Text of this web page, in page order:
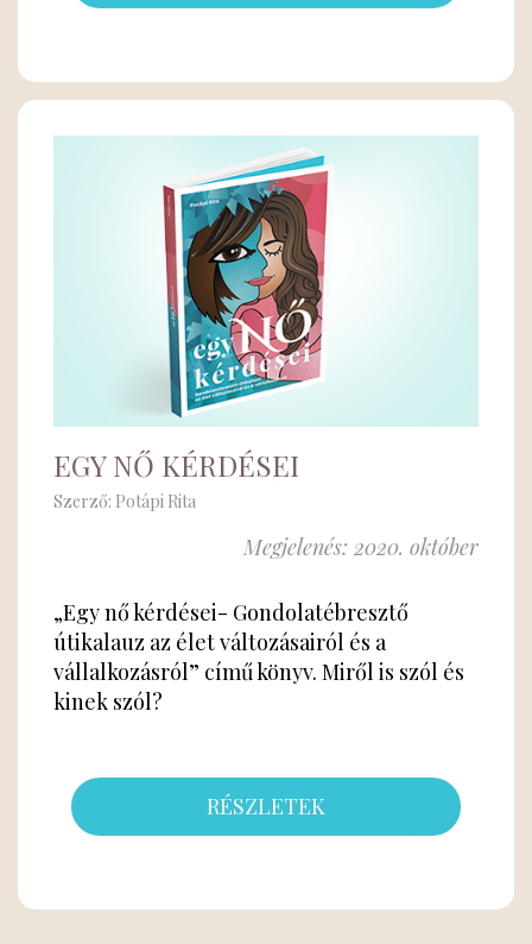
EGY NŐ KÉRDÉSEI
Szerző: Potápi Rita
Megjelenés: 2020. október
„Egy nő kérdései- Gondolatébresztő
útikalauz az élet változásairól és a
vállalkozásról” című könyv. Miről is szól és
kinek szól?
RÉSZLETEK